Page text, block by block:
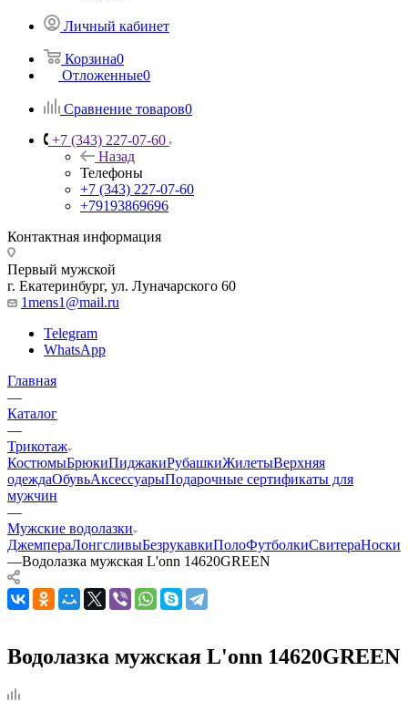
Личный кабинет
Корзина0
Отложенные0
Сравнение товаров0
+7 (343) 227-07-60
Назад
Телефоны
+7 (343) 227-07-60
+79193869696
Контактная информация
Первый мужской
г. Екатеринбург, ул. Луначарского 60
1mens1@mail.ru
Telegram
WhatsApp
Главная
—
Каталог
—
Трикотаж
КостюмыБрюкиПиджакиРубашкиЖилетыВерхняя
одеждаОбувьАксессуарыПодарочные сертификаты для
мужчин
—
Мужские водолазки
ДжемпераЛонгсливыБезрукавкиПолоФутболкиСвитераНоски
—Водолазка мужская L'onn 14620GREEN
Водолазка мужская L'onn 14620GREEN